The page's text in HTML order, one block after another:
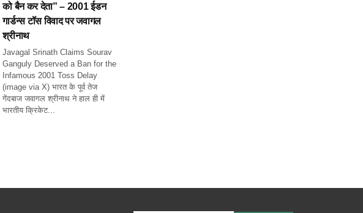
को बैन कर देता” – 2001 ईडन
गार्डन्स टॉस विवाद पर जवागल
श्रीनाथ
Javagal Srinath Claims Sourav
Ganguly Deserved a Ban for the
Infamous 2001 Toss Delay
(image via X) भारत के पूर्व तेज
गेंदबाज जवागल श्रीनाथ ने हाल ही में
भारतीय क्रिकेट...